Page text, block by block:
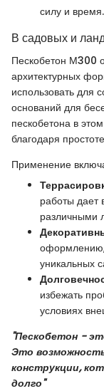
силу и время.
В садовых и
Пескобетон М300
архитектурных
использовать для
оснований для
пескобетона в
благодаря
Применение
работы дает
различными
оформлению,
уникальных
избежать
условиях
"Пескобетон -
Это
конструкции,
долго"